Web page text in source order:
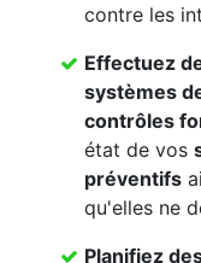
contre les
Effectuez
systèmes
contrôles
état de vos
préventifs
qu'elles ne
Planifiez